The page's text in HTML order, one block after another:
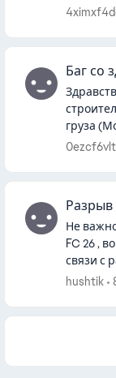
Баг со
груза
почему у
Разрыв
Не
FC 26 ,
связи с
hushtik